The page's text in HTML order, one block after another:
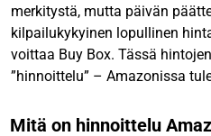
merkitystä, mutta päivän
kilpailukykyinen lopullinen
voittaa Buy Box. Tässä
”hinnoittelu” – Amazonissa
Mitä on hinnoittelu